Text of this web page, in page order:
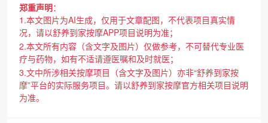
郑重声明：
1.本文图片为AI生成，仅用于文章配图，不代表项目真实情
况，请以舒养到家按摩APP项目说明为准；
2.本文所有内容（含文字及图片）仅做参考，不可替代专业医
疗与药物，如有不适请遵医嘱和及时就医；
3.文中所涉相关按摩项目（含文字及图片）亦非“舒养到家按
摩”平台的实际服务项目。请以舒养到家按摩官方相关项目说明
为准。